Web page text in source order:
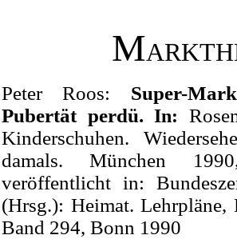
M
Peter Roos: Super-
Pubertät perdü. In:
Kinderschuhen.
damals. München
veröffentlicht in:
(Hrsg.): Heimat.
Band 294, Bonn 1990